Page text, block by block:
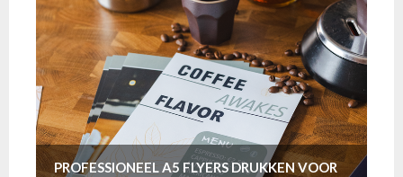
PROFESSIONEEL A5 FLYERS DRUKKEN VOOR